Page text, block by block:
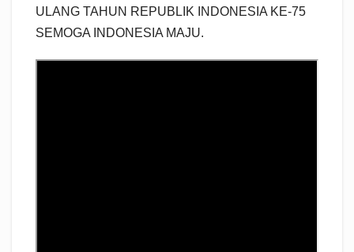
ULANG TAHUN REPUBLIK INDONESIA KE-75
SEMOGA INDONESIA MAJU.